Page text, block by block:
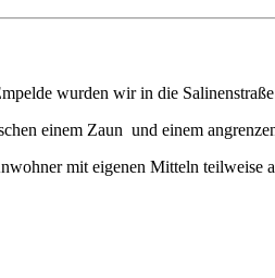
wurden wir in die
einem Zaun und einem
mit eigenen Mitteln teilweise